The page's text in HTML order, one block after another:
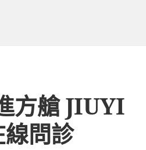
方艙 JIUYI
問診